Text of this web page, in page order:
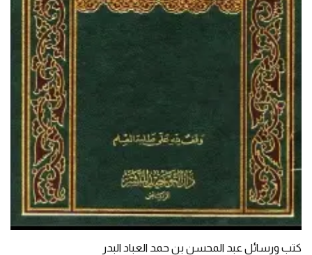
كتب ورسائل عبد المحسن بن حمد العباد البدر